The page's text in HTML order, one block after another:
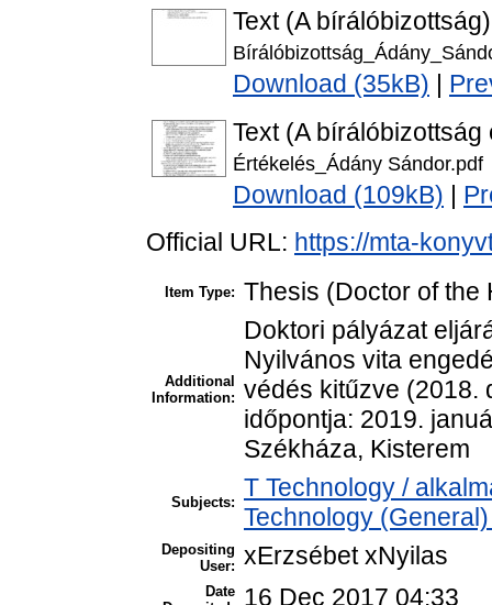
Text (A bírálóbizottság)
Download (35kB)
Text (A
Értékelés_Ádány Sándor.pdf
Download (109kB)
Official URL: https://mta-
Item Type: Thesis (Doctor of the
Additional
Information:
Doktori pályázat
Nyilvános vita
védés kitűzve (2018.
időpontja: 2019.
Székháza, Kisterem
Subjects:
T Technology /
Technology
Depositing
User: xErzsébet xNyilas
Date 16 Dec 2017 04:33